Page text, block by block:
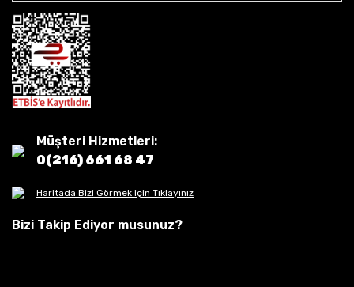
Müşteri Hizmetleri:
0(216) 661 68 47
Haritada Bizi Görmek için Tıklayınız
Bizi Takip Ediyor musunuz?